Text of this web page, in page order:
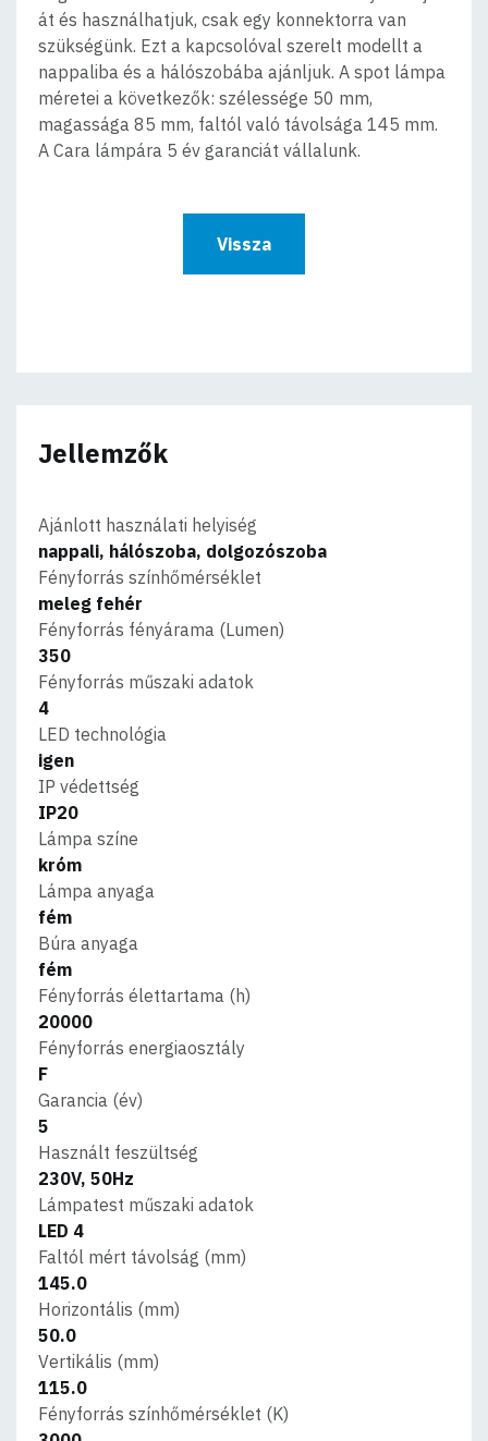
át és használhatjuk, csak egy konnektorra van
szükségünk. Ezt a kapcsolóval szerelt modellt a
nappaliba és a hálószobába ajánljuk. A spot lámpa
méretei a következők: szélessége 50 mm,
magassága 85 mm, faltól való távolsága 145 mm.
A Cara lámpára 5 év garanciát vállalunk.
Vissza
Jellemzők
Ajánlott használati helyiség
nappali, hálószoba, dolgozószoba
Fényforrás színhőmérséklet
meleg fehér
Fényforrás fényárama (Lumen)
350
Fényforrás műszaki adatok
4
LED technológia
igen
IP védettség
IP20
Lámpa színe
króm
Lámpa anyaga
fém
Búra anyaga
fém
Fényforrás élettartama (h)
20000
Fényforrás energiaosztály
F
Garancia (év)
5
Használt feszültség
230V, 50Hz
Lámpatest műszaki adatok
LED 4
Faltól mért távolság (mm)
145.0
Horizontális (mm)
50.0
Vertikális (mm)
115.0
Fényforrás színhőmérséklet (K)